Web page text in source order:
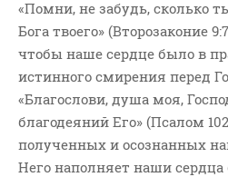
Христа"
Мини-Проповеди
Музыка-Видео
Новости
Поэзия
«Помни, не забудь, сколько
Бога твоего» (Второзаконие
чтобы наше сердце было в
истинного смирения перед
«Благослови, душа моя,
благодеяний Его» (Псалом
полученных и осознанных
Него наполняет наши сердца